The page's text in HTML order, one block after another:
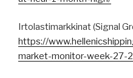
Irtolastimarkkinat (Signal
https://
market-monitor-week-27-